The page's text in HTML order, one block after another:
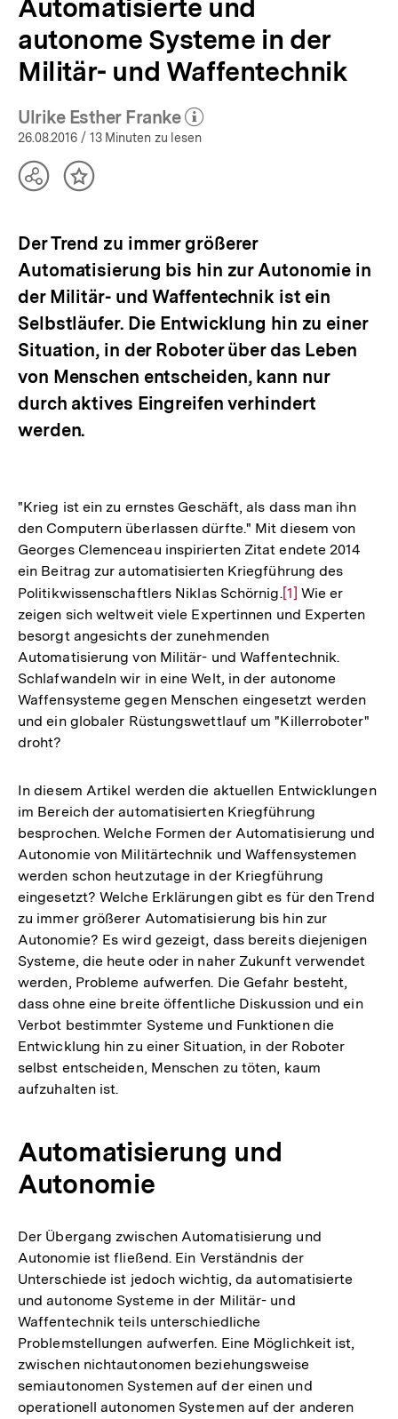
Automatisierte und
autonome Systeme in der
Militär- und Waffentechnik
Ulrike Esther Franke
(Mehr zum Autor)
öffnen
26.08.2016 / 13 Minuten zu lesen
TeilenInhalt
Der Trend zu immer größerer
Automatisierung bis hin zur Autonomie in
der Militär- und Waffentechnik ist ein
Selbstläufer. Die Entwicklung hin zu einer
Situation, in der Roboter über das Leben
von Menschen entscheiden, kann nur
durch aktives Eingreifen verhindert
werden.
"Krieg ist ein zu ernstes Geschäft, als dass man ihn
den Computern überlassen dürfte." Mit diesem von
Georges Clemenceau inspirierten Zitat endete 2014
ein Beitrag zur automatisierten Kriegführung des
Politikwissenschaftlers Niklas Schörnig.Zur
Auflösung
Fußnote
[1] Wie er
zeigen sich weltweit viele Expertinnen und Experten
besorgt angesichts der zunehmenden
Automatisierung von Militär- und Waffentechnik.
Schlafwandeln wir in eine Welt, in der autonome
Waffensysteme gegen Menschen eingesetzt werden
und ein globaler Rüstungswettlauf um "Killerroboter"
droht?
In diesem Artikel werden die aktuellen Entwicklungen
im Bereich der automatisierten Kriegführung
besprochen. Welche Formen der Automatisierung und
Autonomie von Militärtechnik und Waffensystemen
werden schon heutzutage in der Kriegführung
eingesetzt? Welche Erklärungen gibt es für den Trend
zu immer größerer Automatisierung bis hin zur
Autonomie? Es wird gezeigt, dass bereits diejenigen
Systeme, die heute oder in naher Zukunft verwendet
werden, Probleme aufwerfen. Die Gefahr besteht,
dass ohne eine breite öffentliche Diskussion und ein
Verbot bestimmter Systeme und Funktionen die
Entwicklung hin zu einer Situation, in der Roboter
selbst entscheiden, Menschen zu töten, kaum
aufzuhalten ist.
Automatisierung und
Autonomie
Der Übergang zwischen Automatisierung und
Autonomie ist fließend. Ein Verständnis der
Unterschiede ist jedoch wichtig, da automatisierte
und autonome Systeme in der Militär- und
Waffentechnik teils unterschiedliche
Problemstellungen aufwerfen. Eine Möglichkeit ist,
zwischen nichtautonomen beziehungsweise
semiautonomen Systemen auf der einen und
operationell autonomen Systemen auf der anderen